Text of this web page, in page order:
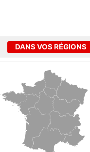
DANS VOS RÉGIONS